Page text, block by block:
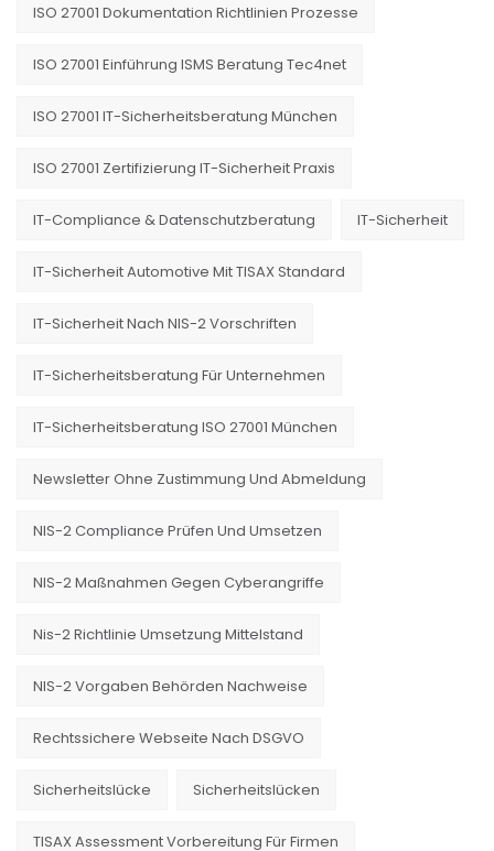
ISO 27001 Dokumentation Richtlinien Prozesse
ISO 27001 Einführung ISMS Beratung Tec4net
ISO 27001 IT-Sicherheitsberatung München
ISO 27001 Zertifizierung IT-Sicherheit Praxis
IT-Compliance & Datenschutzberatung IT-Sicherheit
IT-Sicherheit Automotive Mit TISAX Standard
IT-Sicherheit Nach NIS-2 Vorschriften
IT-Sicherheitsberatung Für Unternehmen
IT-Sicherheitsberatung ISO 27001 München
Newsletter Ohne Zustimmung Und Abmeldung
NIS-2 Compliance Prüfen Und Umsetzen
NIS-2 Maßnahmen Gegen Cyberangriffe
Nis-2 Richtlinie Umsetzung Mittelstand
NIS-2 Vorgaben Behörden Nachweise
Rechtssichere Webseite Nach DSGVO
Sicherheitslücke Sicherheitslücken
TISAX Assessment Vorbereitung Für Firmen